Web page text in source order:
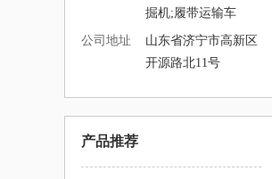
掘机;履带运输车
公司地址
山东省济宁市高新区
开源路北11号
产品推荐